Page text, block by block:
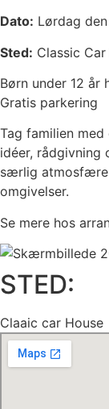
Dato: Lørdag
Sted: Classic
Børn under 12 år
Gratis parkering
Tag familien
idéer, rådgivning
særlig atmosfære
omgivelser.
Se mere hos
STED:
Claaic car House